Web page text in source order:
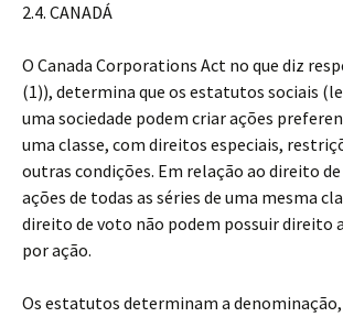
2.4. CANADÁ
O Canada Corporations Act no que diz
(1)), determina que os estatutos sociais
uma sociedade podem criar ações
uma classe, com direitos especiais,
outras condições. Em relação ao direito
ações de todas as séries de uma mesma
direito de voto não podem possuir direito
por ação.
Os estatutos determinam a